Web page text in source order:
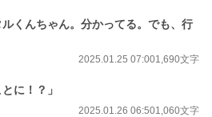
くんちゃん。分かってる。でも、行
2025.01.25 07:001,690文字
に！？」
2025.01.26 06:501,060文字